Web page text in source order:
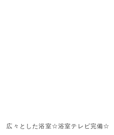
広々とした浴室☆浴室テレビ完備☆